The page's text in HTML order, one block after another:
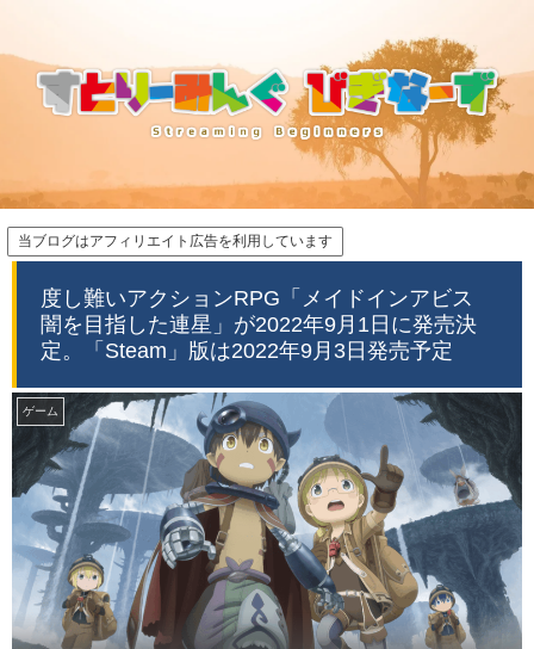
当ブログはアフィリエイト広告を利用しています
度し難いアクションRPG「メイドインアビス
闇を目指した連星」が2022年9月1日に発売決
定。「Steam」版は2022年9月3日発売予定
ゲーム